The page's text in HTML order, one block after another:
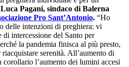
Pagani, sindaco di Balerna
Pro Sant’Antonio. “Ho
delle intenzioni di preghiera: vi
intercessione del Santo per
la pandemia finisca al più presto,
serenità. All’aumento di
corollario l’aumento dei lumini accesi